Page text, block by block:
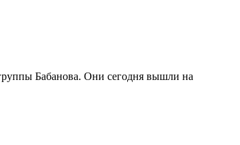
Бабанова. Они сегодня вышли на